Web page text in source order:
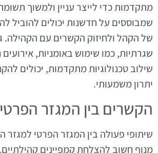
מתקדמות כדי לייצר עניין ולמשוך
שמבוססים על חדשנות יכולים להוביל
של הקהל ולחיזוק הקשרים עם הקהילה.
שגרתיות, כמו שימוש באומניות, אירועים
שילוב טכנולוגיות מתקדמות, יכולים
יתרון משמעותי.
הקשרים בין המגזר הפרטי
שיתופי פעולה בין המגזר הפרטי למגזר
מנוף חשוב להצלחת קמפיינים